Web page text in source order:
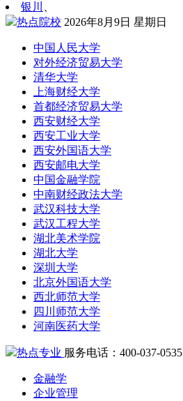
银川
热点院校 2026年8月9日 星期日
中国人民大学
对外经济贸易大学
清华大学
上海财经大学
首都经济贸易大学
西安财经大学
西安工业大学
西安外国语大学
西安邮电大学
中国金融学院
中南财经政法大学
武汉科技大学
武汉工程大学
湖北美术学院
湖北大学
深圳大学
北京外国语大学
西北师范大学
四川师范大学
河南医药大学
热点专业 服务电话：400-037-0535
金融学
企业管理